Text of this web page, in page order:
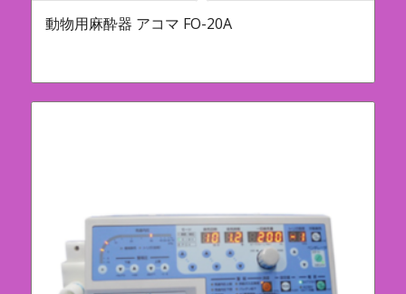
動物用麻酔器 アコマ FO-20A